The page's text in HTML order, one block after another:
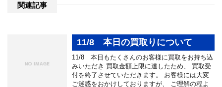
関連記事
11/8 本日の買取りについて
11/8 本日もたくさんのお客様に買取をお持ち込
みいただき 買取金額上限に達したため、 買取受
付を終了させて​​いただきます。 お客様には大変
ご迷惑をおかけしておりますが、 ご理解の程よ